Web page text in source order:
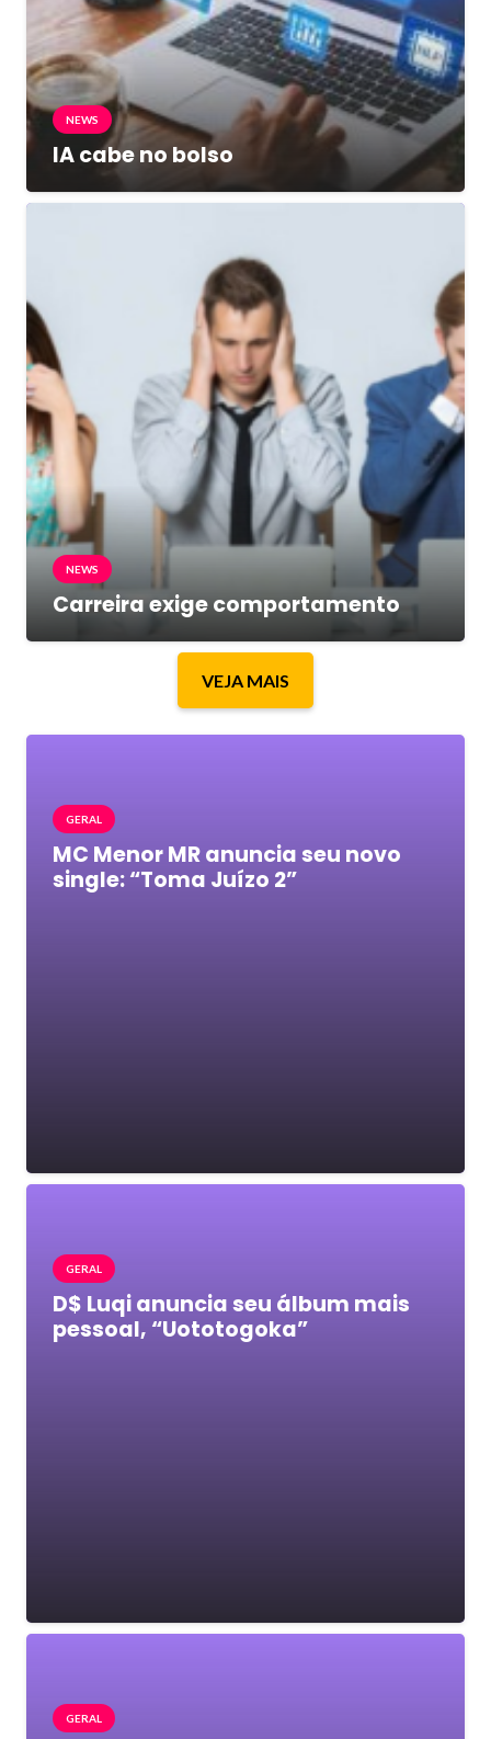
NEWS
IA cabe no bolso
NEWS
Carreira exige comportamento
VEJA MAIS
GERAL
MC Menor MR anuncia seu novo
single: “Toma Juízo 2”
GERAL
D$ Luqi anuncia seu álbum mais
pessoal, “Uototogoka”
GERAL